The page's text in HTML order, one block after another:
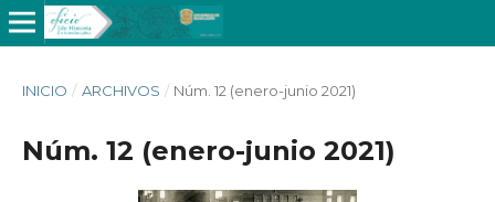
INICIO / ARCHIVOS / Núm. 12 (enero-junio 2021)
Núm. 12 (enero-junio 2021)